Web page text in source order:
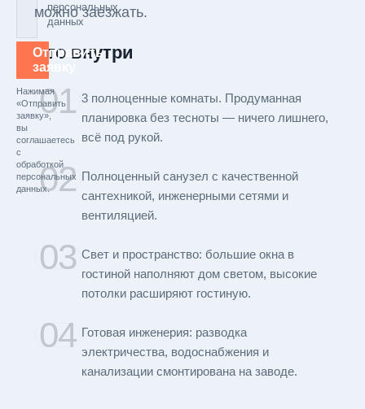
персональных
данных
Отправить
заявку
Нажимая
«Отправить
заявку»,
вы
соглашаетесь
с
обработкой
персональных
данных.
можно заезжать.
Что внутри
01 3 полноценные комнаты. Продуманная
планировка без тесноты — ничего лишнего,
всё под рукой.
02 Полноценный санузел с качественной
сантехникой, инженерными сетями и
вентиляцией.
03 Свет и пространство: большие окна в
гостиной наполняют дом светом, высокие
потолки расширяют гостиную.
04 Готовая инженерия: разводка
электричества, водоснабжения и
канализации смонтирована на заводе.